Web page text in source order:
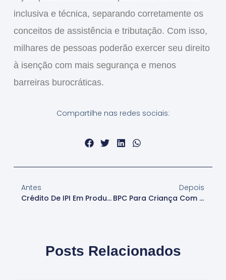
inclusiva e técnica, separando corretamente os
conceitos de assistência e tributação. Com isso,
milhares de pessoas poderão exercer seu direito
à isenção com mais segurança e menos
barreiras burocráticas.
Compartilhe nas redes sociais:
Antes
Crédito De IPI Em Produtos Imunes: STJ Define Tese Tributária
Depois
BPC Para Criança Com Autismo: Quem Tem Direito E Como Solicitar?
Posts Relacionados